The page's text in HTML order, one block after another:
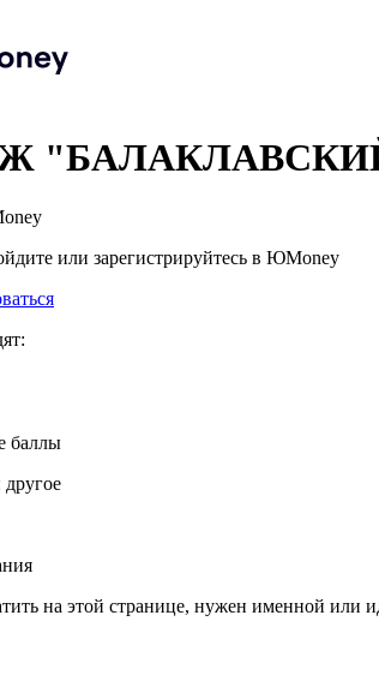
или зарегистрируйтесь в ЮMoney
баллы
на этой странице, нужен именной